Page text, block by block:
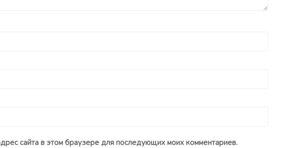
сайта в этом браузере для последующих моих комментариев.